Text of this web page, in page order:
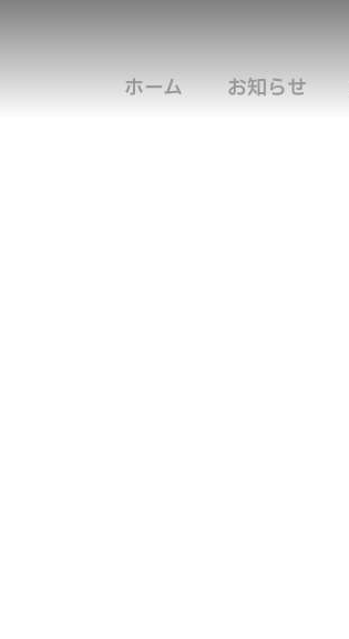
ホーム お知らせ